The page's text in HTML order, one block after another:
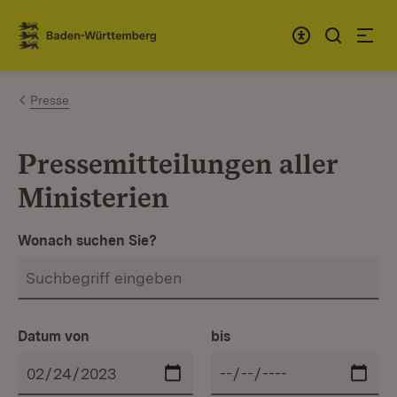
Zum Inhalt springen
Link zur Startseite
Presse
Pressemitteilungen aller
Ministerien
Wonach suchen Sie?
Datum von bis